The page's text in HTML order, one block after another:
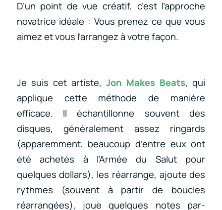
D’un point de vue créatif, c’est l’approche
novatrice idéale : Vous prenez ce que vous
aimez et vous l’arrangez à votre façon.
Je suis cet artiste,Jon Makes Beats, qui
applique cette méthode de manière
efficace. Il échantillonne souvent des
disques, généralement assez ringards
(apparemment, beaucoup d’entre eux ont
été achetés à l’Armée du Salut pour
quelques dollars), les réarrange, ajoute des
rythmes (souvent à partir de boucles
réarrangées), joue quelques notes par-